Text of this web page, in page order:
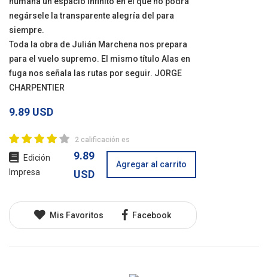
negársele la transparente alegría del para
siempre.
Toda la obra de Julián Marchena nos prepara
para el vuelo supremo. El mismo título Alas en
fuga nos señala las rutas por seguir. JORGE
CHARPENTIER
9.89 USD
2 calificación es
Edición
Impresa
9.89
USD
Agregar al carrito
Mis Favoritos Facebook